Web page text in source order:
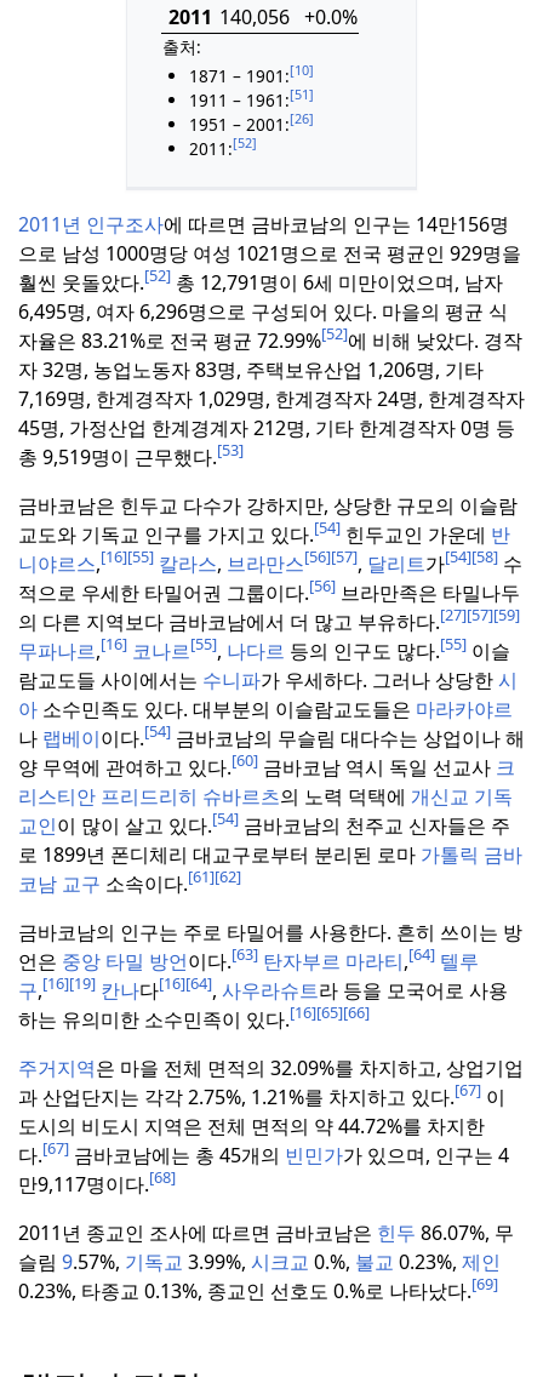
2011 140,056 +0.0%
출처:
1871 – 1901:[10]
1911 – 1961:[51]
1951 – 2001:[26]
2011:[52]
2011년 인구조사에 따르면 금바코남의 인구는 14만156명
으로 남성 1000명당 여성 1021명으로 전국 평균인 929명을
훨씬 웃돌았다.[52] 총 12,791명이 6세 미만이었으며, 남자
6,495명, 여자 6,296명으로 구성되어 있다. 마을의 평균 식
자율은 83.21%로 전국 평균 72.99%[52]에 비해 낮았다. 경작
자 32명, 농업노동자 83명, 주택보유산업 1,206명, 기타
7,169명, 한계경작자 1,029명, 한계경작자 24명, 한계경작자
45명, 가정산업 한계경계자 212명, 기타 한계경작자 0명 등
총 9,519명이 근무했다.[53]
금바코남은 힌두교 다수가 강하지만, 상당한 규모의 이슬람
교도와 기독교 인구를 가지고 있다.[54] 힌두교인 가운데 반
니야르스,[16][55] 칼라스, 브라만스[56][57], 달리트가[54][58] 수
적으로 우세한 타밀어권 그룹이다.[56] 브라만족은 타밀나두
의 다른 지역보다 금바코남에서 더 많고 부유하다.[27][57][59]
무파나르,[16] 코나르[55], 나다르 등의 인구도 많다.[55] 이슬
람교도들 사이에서는 수니파가 우세하다. 그러나 상당한시
아 소수민족도 있다. 대부분의 이슬람교도들은 마라카야르
나 랩베이이다.[54] 금바코남의 무슬림 대다수는 상업이나 해
양 무역에 관여하고 있다.[60] 금바코남 역시 독일 선교사 크
리스티안 프리드리히 슈바르츠의 노력 덕택에 개신교 기독
교인이 많이 살고 있다.[54] 금바코남의 천주교 신자들은 주
로 1899년 폰디체리 대교구로부터 분리된 로마 가톨릭 금바
코남 교구 소속이다.[61][62]
금바코남의 인구는 주로 타밀어를 사용한다. 흔히 쓰이는 방
언은 중앙 타밀 방언이다.[63] 탄자부르 마라티,[64] 텔루
구,[16][19] 칸나다[16][64], 사우라슈트라 등을 모국어로 사용
하는 유의미한 소수민족이 있다.[16][65][66]
주거지역은 마을 전체 면적의 32.09%를 차지하고, 상업기업
과 산업단지는 각각 2.75%, 1.21%를 차지하고 있다.[67] 이
도시의 비도시 지역은 전체 면적의 약 44.72%를 차지한
다.[67] 금바코남에는 총 45개의 빈민가가 있으며, 인구는 4
만9,117명이다.[68]
2011년 종교인 조사에 따르면 금바코남은 힌두 86.07%, 무
슬림 9.57%, 기독교 3.99%, 시크교 0.%, 불교 0.23%, 제인
0.23%, 타종교 0.13%, 종교인 선호도 0.%로 나타났다.[69]